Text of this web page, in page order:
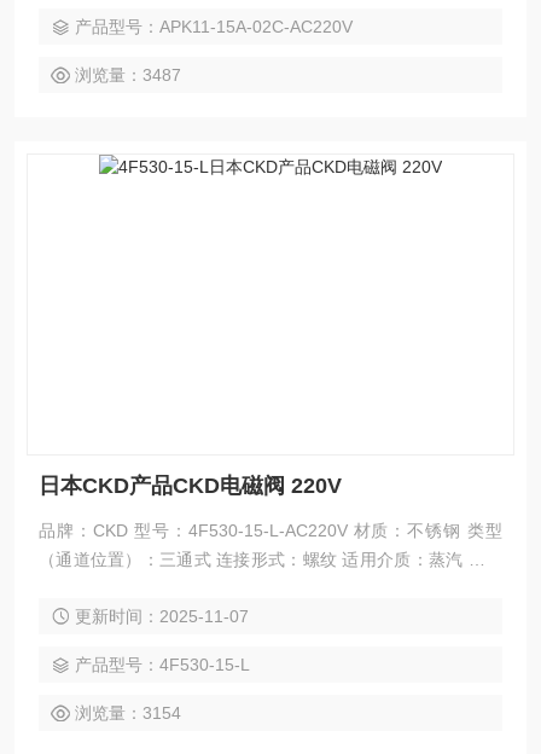
产品型号：APK11-15A-02C-AC220V
浏览量：3487
日本CKD产品CKD电磁阀 220V
品牌：CKD 型号：4F530-15-L-AC220V 材质：不锈钢 类型
（通道位置）：三通式 连接形式：螺纹 适用介质：蒸汽 流动
KD电磁阀
更新时间：2025-11-07
产品型号：4F530-15-L
浏览量：3154